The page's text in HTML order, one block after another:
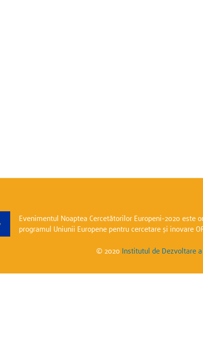
Evenimentul Noaptea Cercetătorilor Europeni-2020 este
programul Uniunii Europene pentru cercetare și inovare
© 2020 Institutul de Dezvoltare